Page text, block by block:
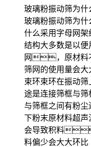
玻璃粉振动筛为
玻璃粉振动筛为
什么采用字母网
结构大多数是以
网，原材料
筛网的使用量会
束环束环在振动
途是连接筛框与
与筛框之间有粉
下粉末原材料超
会导致积料
料偏少会大大环比